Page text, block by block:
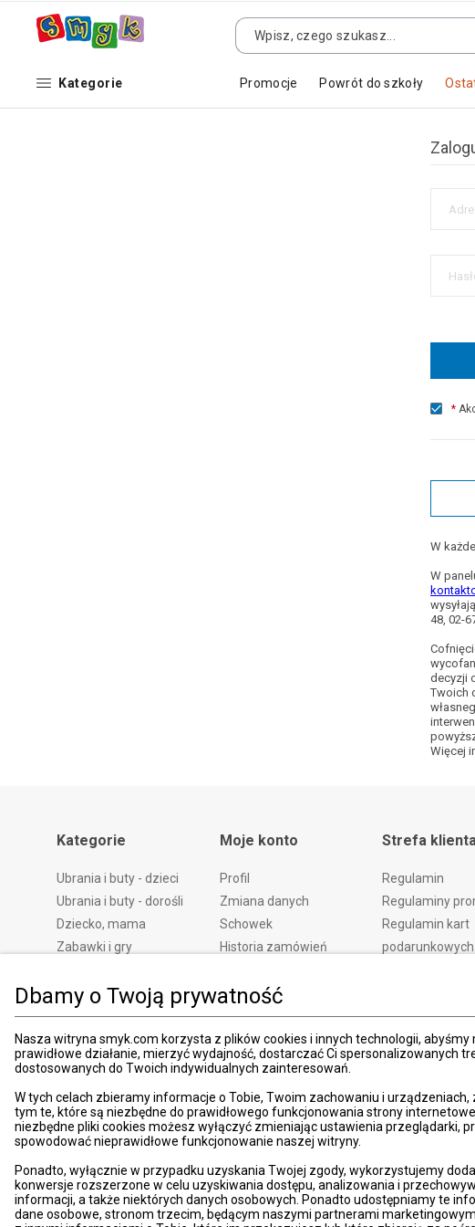
Kategorie Promocje Powrót do szkoły
Dbamy o Twoją prywatność
Nasza witryna smyk.com korzysta z plików cookies i innych technologii, abyśmy
prawidłowe działanie, mierzyć wydajność, dostarczać Ci spersonalizowanych
dostosowanych do Twoich indywidualnych zainteresowań.
W tych celach zbieramy informacje o Tobie, Twoim zachowaniu i urządzeniach,
tym te, które są niezbędne do prawidłowego funkcjonowania strony
niezbędne pliki cookies możesz wyłączyć zmieniając ustawienia przeglądarki,
spowodować nieprawidłowe funkcjonowanie naszej witryny.
Ponadto, wyłącznie w przypadku uzyskania Twojej zgody, wykorzystujemy
konwersje rozszerzone w celu uzyskiwania dostępu, analizowania i
informacji, a także niektórych danych osobowych. Ponadto udostępniamy te
dane osobowe, stronom trzecim, będącym naszymi partnerami
*
W
W
48, 02-
decyzji
Twoich
Więcej
Kategorie
Ubrania i buty - dzieci
Ubrania i buty - dorośli
Dziecko, mama
Zabawki i gry
Zdrowie i uroda
Dom i ogród
Promocje
Porady
Moje konto
Profil
Zmiana danych
Schowek
Historia zamówień
Polityka prywatności
Ustawienia prywatności
Śledzenie zamówień
Strefa
Regulamin
Regulaminy
Regulamin kart
podarunkowych
Reklamacje
Metody
PayPo
Karty
Znajdź sklep
Newsletter
Komunikaty
Deklaracje